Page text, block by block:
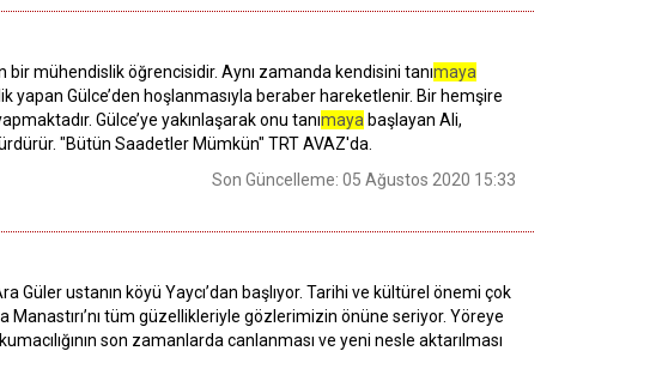
bir mühendislik öğrencisidir. Aynı zamanda kendisini tanımaya
yapan Gülce’den hoşlanmasıyla beraber hareketlenir. Bir hemşire
Gülce’ye yakınlaşarak onu tanımaya başlayan Ali,
"Bütün Saadetler Mümkün" TRT AVAZ'da.
Son Güncelleme: 05 Ağustos 2020 15:33
ustanın köyü Yaycı’dan başlıyor. Tarihi ve kültürel önemi çok
tüm güzellikleriyle gözlerimizin önüne seriyor. Yöreye
son zamanlarda canlanması ve yeni nesle aktarılması